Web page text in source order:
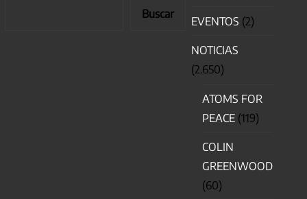
Buscar
EVENTOS (2)
NOTICIAS
(2.650)
ATOMS FOR
PEACE (119)
COLIN
GREENWOOD
(60)